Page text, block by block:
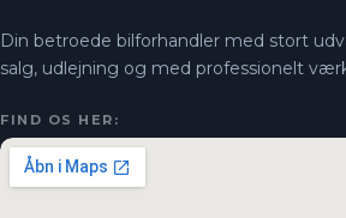
Din betroede bilforhandler med stort
salg, udlejning og med professionelt
FIND OS HER: